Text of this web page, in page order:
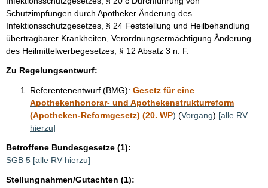
Schutzimpfungen durch Apotheker Änderung des
Infektionsschutzgesetzes, § 24 Feststellung und Heilbehandlung
übertragbarer Krankheiten, Verordnungsermächtigung Änderung
des Heilmittelwerbegesetzes, § 12 Absatz 3 n. F.
Zu Regelungsentwurf:
Referentenentwurf (BMG): Gesetz für eine
Apothekenhonorar- und Apothekenstrukturreform
(Apotheken-Reformgesetz) (20. WP) (Vorgang) [alle RV
hierzu]
Betroffene Bundesgesetze (1):
SGB 5 [alle RV hierzu]
Stellungnahmen/Gutachten (1):